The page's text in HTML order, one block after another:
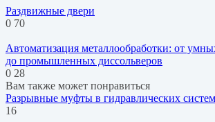
Раздвижные двери
0 70
Автоматизация металлообработки: от
до промышленных диссольверов
0 28
Вам также может понравиться
Разрывные муфты в гидравлических
16